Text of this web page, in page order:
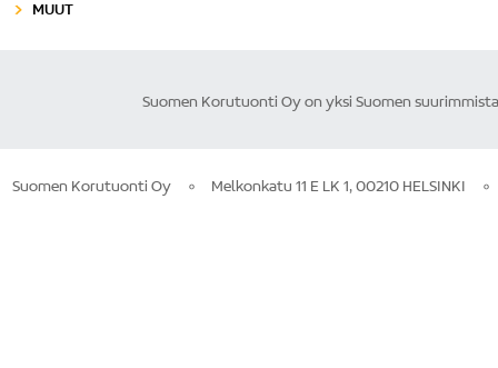
MUUT
Suomen Korutuonti Oy on yksi Suomen
Suomen Korutuonti Oy Melkonkatu 11 E LK 1, 00210 HELSINKI